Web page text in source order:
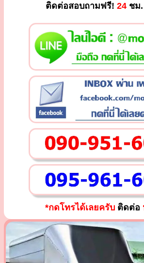
ติดต่อสอบถามฟรี! 24 ชม
*กดโทรได้เลยครับติดต่อ